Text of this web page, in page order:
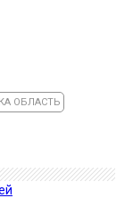
ОБЛАСТЬ